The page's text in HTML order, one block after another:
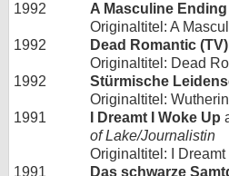
1992
A Masculine Ending
Originaltitel: A
1992
Dead Romantic (TV)
Originaltitel: Dead
1992
Stürmische
Originaltitel:
1991
I Dreamt I Woke Up
of Lake/Journalistin
Originaltitel: I
1991
Das schwarze